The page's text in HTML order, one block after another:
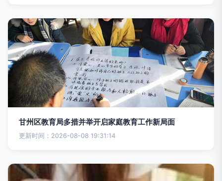
甘州区教育局多措并举开启家庭教育工作新局面
更新时间：2026-08-08 19:31:14